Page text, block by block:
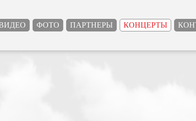
ФОТО ПАРТНЕРЫ КОНЦЕРТЫ